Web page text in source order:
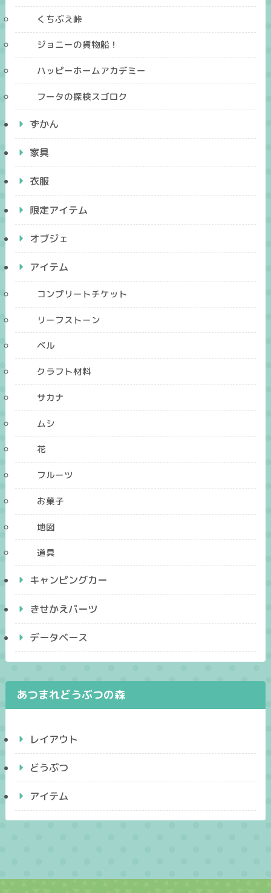
くちぶえ峠
ジョニーの貨物船！
ハッピーホームアカデミー
フータの探検スゴロク
ずかん
家具
衣服
限定アイテム
オブジェ
アイテム
コンプリートチケット
リーフストーン
ベル
クラフト材料
サカナ
ムシ
花
フルーツ
お菓子
地図
道具
キャンピングカー
きせかえパーツ
データベース
あつまれどうぶつの森
レイアウト
どうぶつ
アイテム